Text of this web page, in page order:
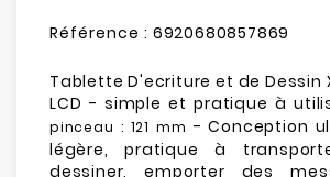
Référence : 6920680857869
Tablette D'ecriture et de Dessin
LCD - simple et pratique à
pinceau : 121 mm - Conception
légère, pratique à
dessiner, emporter des